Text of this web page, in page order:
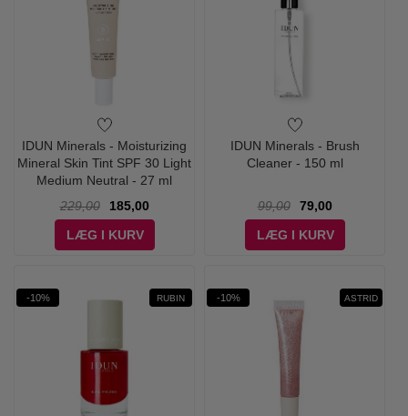
IDUN Minerals - Moisturizing
Mineral Skin Tint SPF 30 Light
Medium Neutral - 27 ml
229,00
185,00
LÆG I KURV
IDUN Minerals - Brush
Cleaner - 150 ml
99,00
79,00
LÆG I KURV
-10% RUBIN -10% ASTRID